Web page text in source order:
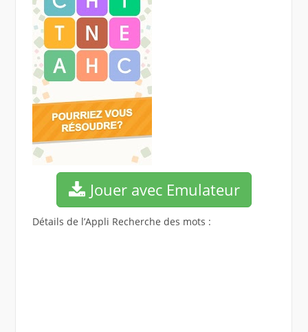
Jouer avec Emulateur
Détails de l’Appli Recherche des mots :